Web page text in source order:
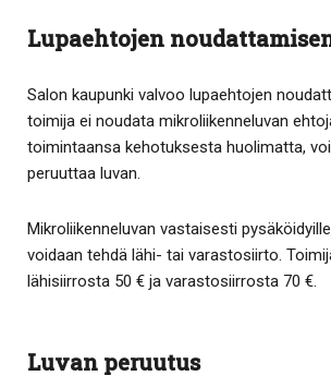
Lupaehtojen
Salon kaupunki valvoo lupaehtojen
toimija ei noudata mikroliikenneluvan
toimintaansa kehotuksesta huolimatta,
peruuttaa luvan.
Mikroliikenneluvan vastaisesti
voidaan tehdä lähi- tai varastosiirto.
lähisiirrosta 50 € ja varastosiirrosta 70 €.
Luvan peruutus